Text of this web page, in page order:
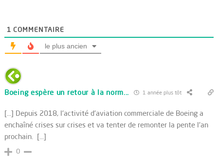
1 COMMENTAIRE
le plus ancien
Boeing espère un retour à la norm... 1 année plus tôt
[…] Depuis 2018, l'activité d'aviation commerciale de Boeing a
enchaîné crises sur crises et va tenter de remonter la pente l'an
prochain. […]
0